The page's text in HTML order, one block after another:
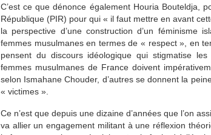
C’est ce que dénonce également Houria Bouteldja,
République (PIR) pour qui « il faut mettre en avant
la perspective d’une construction d’un féminisme
femmes musulmanes en termes de « respect », en
pensent du discours idéologique qui stigmatise
femmes musulmanes de France doivent
selon Ismahane Chouder, d’autres se donnent la
« victimes ».
Ce n’est que depuis une dizaine d’années que l’on
va allier un engagement militant à une réflexion